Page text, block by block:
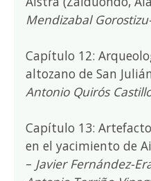
Mendizabal
Capítulo 12:
altozano de San
Antonio Quirós
Capítulo 13:
en el yacimiento de
– Javier Fernández-